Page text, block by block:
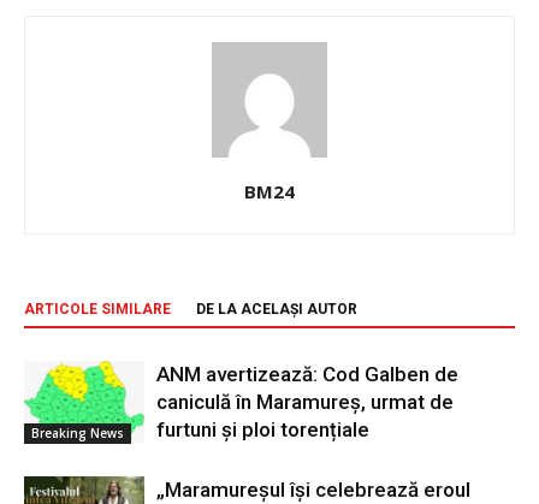
BM24
ARTICOLE SIMILARE DE LA ACELAȘI AUTOR
Breaking News
ANM avertizează: Cod Galben de
caniculă în Maramureș, urmat de
furtuni și ploi torențiale
„Maramureșul își celebrează eroul